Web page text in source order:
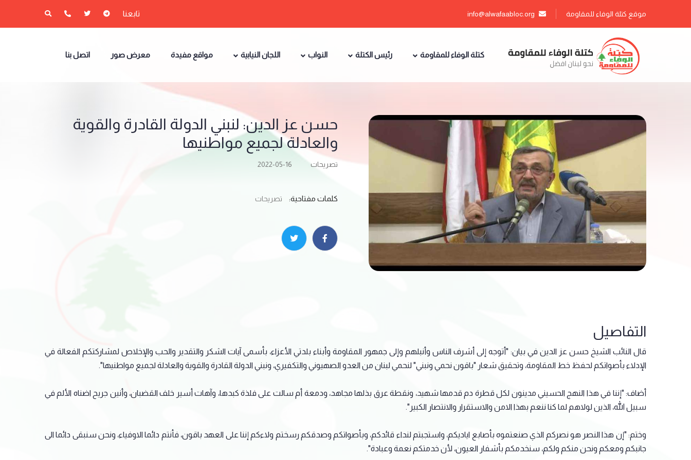
تابعنا موقع كتلة الوفاء للمقاومة
كتلة الوفاء للمقاومة رئيس الكتلة النواب اللجان النيابية مواقع مفيدة معرض صور اتصل بنا
حسن عز الدين: لنبني الدولة القادرة والقوية
والعادلة لجميع مواطنيها
تصريحات 2022-05-16
كلمات مفتاحية: تصريحات
التفاصيل
قال النائب الشيخ حسن عز الدين في بيان: "أتوجه إلى أشرف الناس وأنبلهم وإلى جمهور المقاومة وأبناء بلدتي الأعزاء، بأسمى آيات الشكر والتقدير والحب والإخلاص لمشاركتكم الفعالة في
الإدلاء بأصواتكم لحفظ خط المقاومة، وتحقيق شعار "باقون نحمي ونبني" لنحمي لبنان من العدو الصهيوني والتكفيري، ونبني الدولة القادرة والقوية والعادلة لجميع مواطنيها".
أضاف: "إننا في هذا النهج الحسيني مدينون لكل قطرة دم قدمها شهيد، ونقطة عرق بذلها مجاهد، ودمعة أم سالت على فلذة كبدها، وآهات أسير خلف القضبان، وأنين جريح اضناه الألم في
سبيل الله، الذين لولاهم لما كنا ننعم بهذا الامن والاستقرار والانتصار الكبير".
وختم: "إن هذا النصر هو نصركم الذي صنعتموه بأصابع اياديكم، واستجبتم لنداء قائدكم، وبأصواتكم وصدقكم رسختم ولاءكم إننا على العهد باقون، فأنتم دائما الاوفياء، ونحن سنبقى دائما الى
جانبكم ومعكم ونحن منكم ولكم، سنخدمكم بأشفار العيون، لأن خدمتكم نعمة وعبادة".